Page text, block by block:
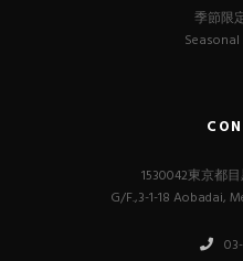
季節限
1530042東京都
G/F.,3-1-18 Aobadai,